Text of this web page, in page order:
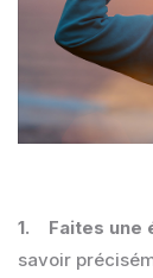
1. Faites une
savoir